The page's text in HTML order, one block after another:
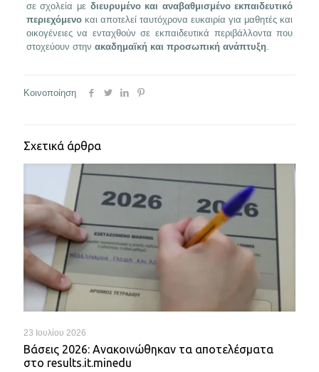
σε σχολεία με διευρυμένο και αναβαθμισμένο εκπαιδευτικό
περιεχόμενοκαι αποτελεί ταυτόχρονα ευκαιρία για μαθητές και
οικογένειες να ενταχθούν σε εκπαιδευτικά περιβάλλοντα που
στοχεύουν στην ακαδημαϊκή και προσωπική ανάπτυξη.
Κοινοποίηση
Σχετικά άρθρα
23 Ιουλίου 2026
Βάσεις 2026: Ανακοινώθηκαν τα αποτελέσματα
στο results.it.minedu